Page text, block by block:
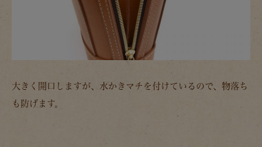
大きく開口しますが、水かきマチを付けているので、物落ち
も防げます。